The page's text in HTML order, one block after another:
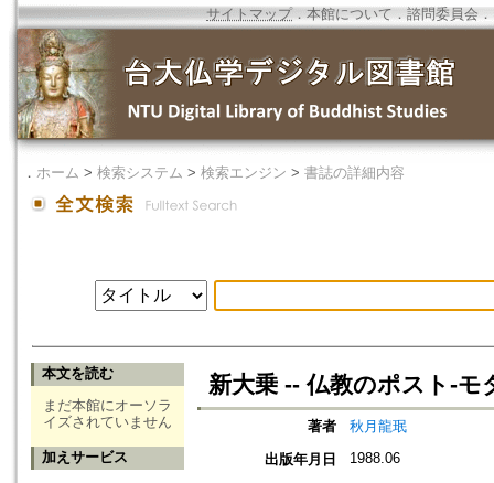
サイトマップ．本館について ． 諮問委員会 ．
． ホーム > 検索システム > 検索エンジン > 書誌の詳細内容
本文を読む
まだ本館にオーソラ
イズされていません
加えサービス
新大乗 -- 仏教のポスト‐モ
著者
秋月龍珉
出版年月日
1988.06